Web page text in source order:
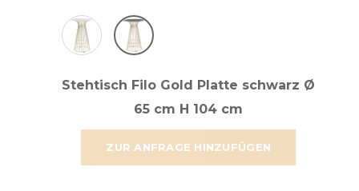
ZUR ANFRAGE HINZUFÜGEN
Stehtisch Filo Gold Platte schwarz Ø
65 cm H 104 cm